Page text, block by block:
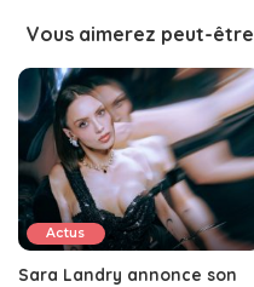
Vous aimerez peut-être
Actus
Sara Landry annonce son